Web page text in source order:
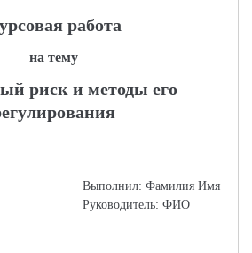
работа
на тему
риск и методы его
Выполнил: Фамилия Имя
Руководитель: ФИО